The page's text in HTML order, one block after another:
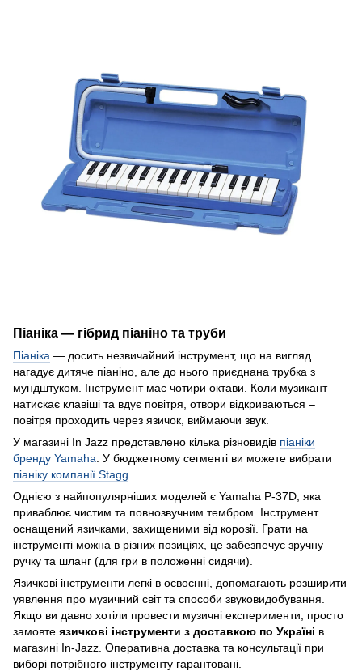
Піаніка — гібрид піаніно та труби
Піаніка — досить незвичайний інструмент, що на вигляд
нагадує дитяче піаніно, але до нього приєднана трубка з
мундштуком. Інструмент має чотири октави. Коли музикант
натискає клавіші та вдує повітря, отвори відкриваються –
повітря проходить через язичок, виймаючи звук.
У магазині In Jazz представлено кілька різновидів піаніки
бренду Yamaha. У бюджетному сегменті ви можете вибрати
піаніку компанії Stagg.
Однією з найпопулярніших моделей є Yamaha P-37D, яка
приваблює чистим та повнозвучним тембром. Інструмент
оснащений язичками, захищеними від корозії. Грати на
інструменті можна в різних позиціях, це забезпечує зручну
ручку та шланг (для гри в положенні сидячи).
Язичкові інструменти легкі в освоєнні, допомагають розширити
уявлення про музичний світ та способи звуковидобування.
Якщо ви давно хотіли провести музичні експерименти, просто
замовте язичкові інструменти з доставкою по Україні в
магазині In-Jazz. Оперативна доставка та консультації при
виборі потрібного інструменту гарантовані.